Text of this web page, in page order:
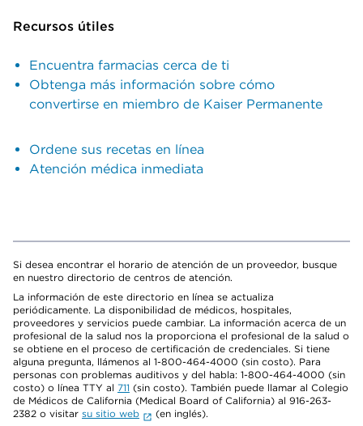
Recursos útiles
Encuentra farmacias cerca de ti
Obtenga más información sobre cómo
convertirse en miembro de Kaiser Permanente
Ordene sus recetas en línea
Atención médica inmediata
Si desea encontrar el horario de atención de un proveedor, busque
en nuestro directorio de centros de atención.
La información de este directorio en línea se actualiza
periódicamente. La disponibilidad de médicos, hospitales,
proveedores y servicios puede cambiar. La información acerca de un
profesional de la salud nos la proporciona el profesional de la salud o
se obtiene en el proceso de certificación de credenciales. Si tiene
alguna pregunta, llámenos al 1-800-464-4000 (sin costo). Para
personas con problemas auditivos y del habla: 1-800-464-4000 (sin
costo) o línea TTY al 711 (sin costo). También puede llamar al Colegio
de Médicos de California (Medical Board of California) al 916-263-
2382 o visitar su sitio web
(en inglés).